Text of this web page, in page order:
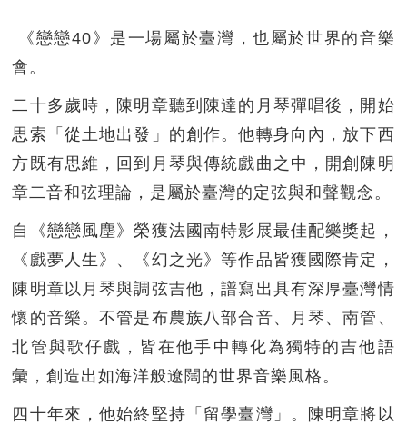
《戀戀40》是一場屬於臺灣，也屬於世界的音樂
會。
二十多歲時，陳明章聽到陳達的月琴彈唱後，開始
思索「從土地出發」的創作。他轉身向內，放下西
方既有思維，回到月琴與傳統戲曲之中，開創陳明
章二音和弦理論，是屬於臺灣的定弦與和聲觀念。
自《戀戀風塵》榮獲法國南特影展最佳配樂獎起，
《戲夢人生》、《幻之光》等作品皆獲國際肯定，
陳明章以月琴與調弦吉他，譜寫出具有深厚臺灣情
懷的音樂。不管是布農族八部合音、月琴、南管、
北管與歌仔戲，皆在他手中轉化為獨特的吉他語
彙，創造出如海洋般遼闊的世界音樂風格。
四十年來，他始終堅持「留學臺灣」。陳明章將以